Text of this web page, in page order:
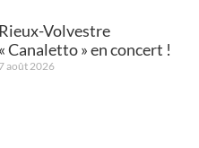
Rieux-Volvestre
« Canaletto » en concert !
7 août 2026